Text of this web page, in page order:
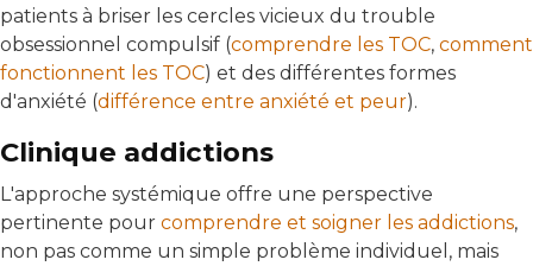
patients à briser les cercles vicieux du trouble
obsessionnel compulsif (comprendre les TOC, comment
fonctionnent les TOC) et des différentes formes
d'anxiété (différence entre anxiété et peur).
Clinique addictions
L'approche systémique offre une perspective
pertinente pour comprendre et soigner les addictions,
non pas comme un simple problème individuel, mais